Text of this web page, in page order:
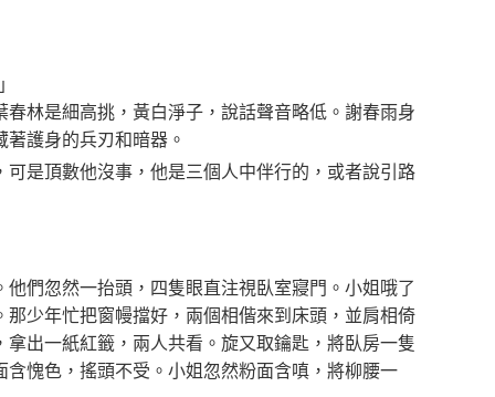
林是細高挑，黃白淨子，說話聲音略低。謝春雨身
護身的兵刃和暗器。
是頂數他沒事，他是三個人中伴行的，或者說引路
們忽然一抬頭，四隻眼直注視臥室寢門。小姐哦了
少年忙把窗幔擋好，兩個相偕來到床頭，並肩相倚
出一紙紅籤，兩人共看。旋又取鑰匙，將臥房一隻
愧色，搖頭不受。小姐忽然粉面含嗔，將柳腰一